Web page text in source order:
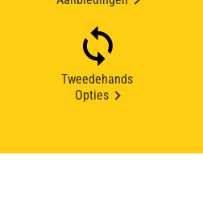
Tweedehands
Opties